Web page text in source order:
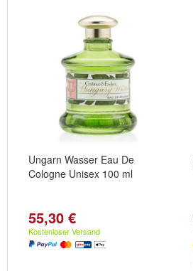
Ungarn Wasser Eau De
Cologne Unisex 100 ml
55,30 €
Kostenloser Versand